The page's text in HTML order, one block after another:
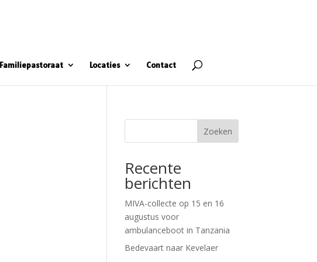
Familiepastoraat Locaties Contact
Zoeken
Recente
berichten
MIVA-collecte op 15 en 16
augustus voor
ambulanceboot in Tanzania
Bedevaart naar Kevelaer